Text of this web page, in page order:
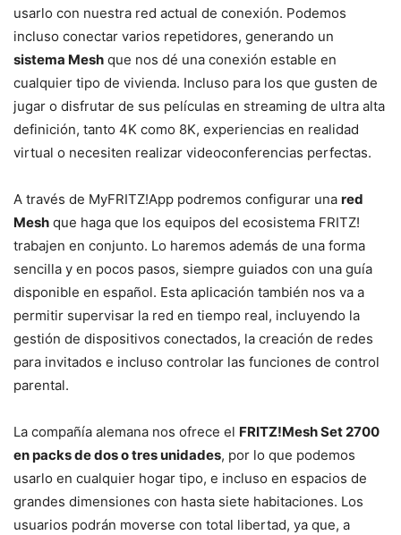
usarlo con nuestra red actual de conexión. Podemos
incluso conectar varios repetidores, generando un
sistema Mesh que nos dé una conexión estable en
cualquier tipo de vivienda. Incluso para los que gusten de
jugar o disfrutar de sus películas en streaming de ultra alta
definición, tanto 4K como 8K, experiencias en realidad
virtual o necesiten realizar videoconferencias perfectas.
A través de MyFRITZ!App podremos configurar una red
Mesh que haga que los equipos del ecosistema FRITZ!
trabajen en conjunto. Lo haremos además de una forma
sencilla y en pocos pasos, siempre guiados con una guía
disponible en español. Esta aplicación también nos va a
permitir supervisar la red en tiempo real, incluyendo la
gestión de dispositivos conectados, la creación de redes
para invitados e incluso controlar las funciones de control
parental.
La compañía alemana nos ofrece el FRITZ!Mesh Set 2700
en packs de dos o tres unidades, por lo que podemos
usarlo en cualquier hogar tipo, e incluso en espacios de
grandes dimensiones con hasta siete habitaciones. Los
usuarios podrán moverse con total libertad, ya que, a